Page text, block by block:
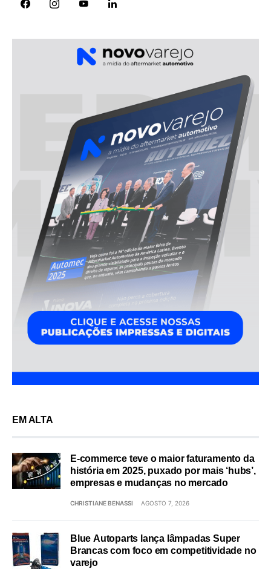
EM ALTA
E-commerce teve o maior faturamento da
história em 2025, puxado por mais ‘hubs’,
empresas e mudanças no mercado
CHRISTIANE BENASSI AGOSTO 7, 2026
Blue Autoparts lança lâmpadas Super
Brancas com foco em competitividade no
varejo